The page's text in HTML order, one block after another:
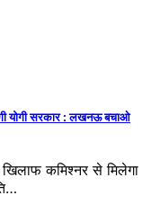
योगी सरकार : लखनऊ बचाओ
कमिश्नर से मिलेगा